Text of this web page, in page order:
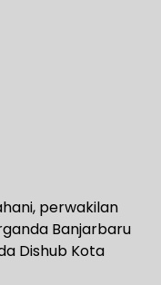
perwakilan
Banjarbaru
Dishub Kota